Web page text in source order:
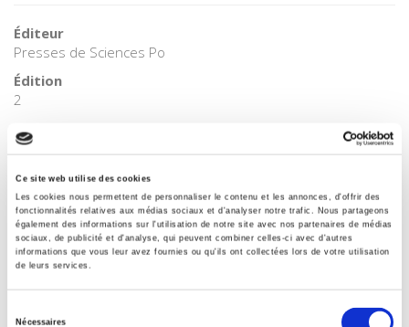
Ce site web utilise des cookies
Les cookies nous permettent de personnaliser le contenu et les annonces, d'offrir des
fonctionnalités relatives aux médias sociaux et d'analyser notre trafic. Nous partageons
également des informations sur l'utilisation de notre site avec nos partenaires de médias
sociaux, de publicité et d'analyse, qui peuvent combiner celles-ci avec d'autres
informations que vous leur avez fournies ou qu'ils ont collectées lors de votre utilisation
de leurs services.
Nécessaires
Éditeur
Presses de Sciences Po
Édition
2
Auteur
Philippe Richer
Collection
Académique
Langue
français
Mots clés
20e siècle,Asie du sud-est,Dictature,Guerre,Guerre civile
Catégorie (éditeur)